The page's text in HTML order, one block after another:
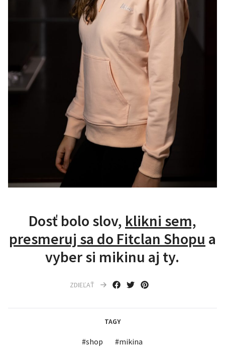
Dosť bolo slov, klikni sem,
presmeruj sa do Fitclan Shopu a
vyber si mikinu aj ty.
ZDIEĽAŤ
TAGY
#shop #mikina